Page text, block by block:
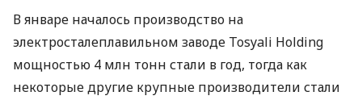
В январе началось производство на
электросталеплавильном заводе Tosyali Holding
мощностью 4 млн тонн стали в год, тогда как
некоторые другие крупные производители стали